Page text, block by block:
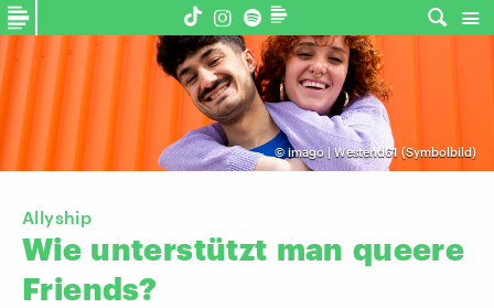
©imago | Westend61 (Symbolbild)
Allyship
Wie unterstützt man queere
Friends?